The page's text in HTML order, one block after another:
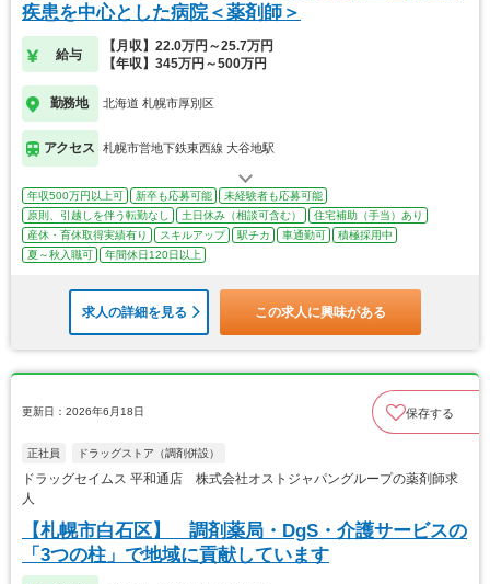
疾患を中心とした病院＜薬剤師＞
給与
【月収】22.0万円～25.7万円
【年収】345万円～500万円
勤務地 北海道 札幌市厚別区
アクセス 札幌市営地下鉄東西線 大谷地駅
年収500万円以上可 新卒も応募可能
未経験者も応募可能
原則、引越しを伴う転勤なし
土日休み（相談可含む）
住宅補助（手当）あり
産休・育休取得実績有り
スキルアップ 駅チカ 車通勤可
積極採用中
夏～秋入職可
年間休日120日以上
求人の詳細を見る この求人に興味がある
更新日：2026年6月18日 保存する
正社員 ドラッグストア（調剤併設）
ドラッグセイムス 平和通店 株式会社オストジャパングループの薬剤師求
人
【札幌市白石区】 調剤薬局・DgS・介護サービスの
「3つの柱」で地域に貢献しています